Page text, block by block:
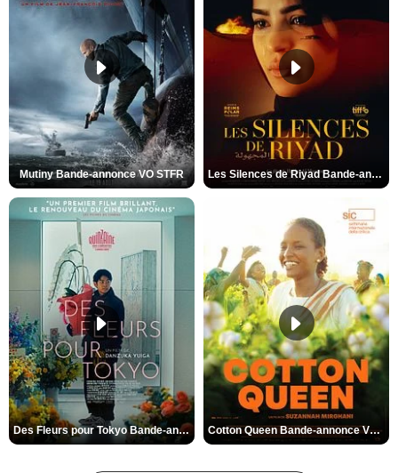
Mutiny Bande-annonce VO STFR Les Silences de Riyad Bande-annonce VO STFR
Des Fleurs pour Tokyo Bande-annonce VO STFR Cotton Queen Bande-annonce VO STFR